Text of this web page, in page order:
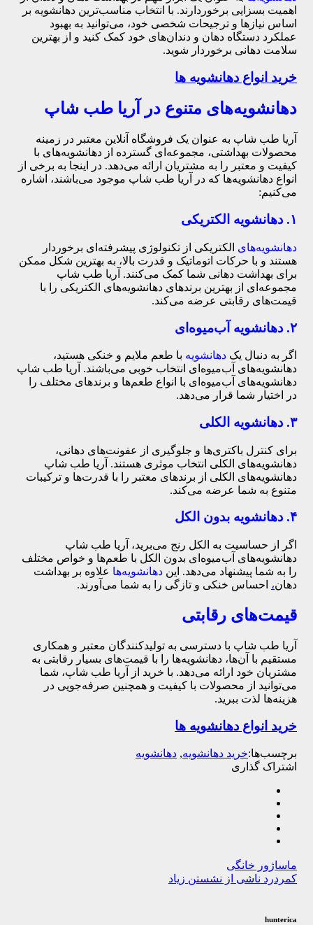
اهمیت بسزایی برخوردارند. با انتخاب مناسب‌ترین دهانشویه بر
اساس نیازها و ترجیحات شخصی خود، می‌توانید به بهبود
عملکرد دستگاه دهان و دندان‌های خود کمک کنید و از بهترین
سلامت دهانی برخوردار شوید.
خرید انواع دهانشویه ها
دهانشویه‌های متنوع در آریا طب شاپ
آریا طب شاپ به عنوان یک فروشگاه آنلاین معتبر در زمینه
محصولات بهداشتی، مجموعه‌ای گسترده از دهانشویه‌های با
کیفیت و معتبر را به مشتریان ارائه می‌دهد. در اینجا به برخی از
انواع دهانشویه‌ها که در آریا طب شاپ موجود می‌باشند، اشاره
می‌کنیم:
۱. دهانشویه‌ الکتریکی
دهانشویه‌های الکتریکی از تکنولوژی پیشرفته‌ای برخوردار
هستند و با حرکات اتوماتیک و قدرت بالا، به بهترین شکل ممکن
برای بهداشت دهانی شما کمک می‌کنند. آریا طب شاپ
مجموعه‌ای از بهترین برندهای دهانشویه‌های الکتریکی را با
قیمت‌های رقابتی عرضه می‌کند.
۲. دهانشویه‌ آب‌میوه‌ای
اگر به دنبال یک دهانشویه با طعم ملایم و خنکی هستید،
دهانشویه‌های آب‌میوه‌ای انتخاب خوبی می‌باشند. آریا طب شاپ
دهانشویه‌های آب‌میوه‌ای با انواع طعم‌ها و برندهای مختلف را
در اختیار شما قرار می‌دهد.
۳. دهانشویه‌ الکلی
برای کنترل باکتری‌ها و جلوگیری از عفونت‌های دهانی،
دهانشویه‌های الکلی انتخاب موثری هستند. آریا طب شاپ
دهانشویه‌های الکلی از برندهای معتبر را با قدرت‌ها و ترکیبات
متنوع به شما عرضه می‌کند.
۴. دهانشویه‌ بدون الکل
اگر از حساسیت به الکل رنج می‌برید، آریا طب شاپ
دهانشویه‌های آب‌میوه‌ای بدون الکل با طعم‌ها و خواص مختلف
را به شما پیشنهاد می‌دهد. این دهانشویه‌ها علاوه بر بهداشت
دهان، احساس خنکی و تازگی را به شما می‌آورند.
قیمت‌های رقابتی
آریا طب شاپ با دسترسی به تولیدکنندگان معتبر و همکاری
مستقیم با آن‌ها، دهانشویه‌ها را با قیمت‌های بسیار رقابتی به
مشتریان خود ارائه می‌دهد. با خرید از آریا طب شاپ، شما
می‌توانید از محصولات با کیفیت و همچنین صرفه‌جویی در
هزینه‌ها لذت ببرید.
خرید انواع دهانشویه ها
برچسب‌ها:خرید دهانشویه, دهانشویه‌
اشتراک گذاری
ماساژور خانگی
کمردرد ناشی از نشستن زیاد
hunterica